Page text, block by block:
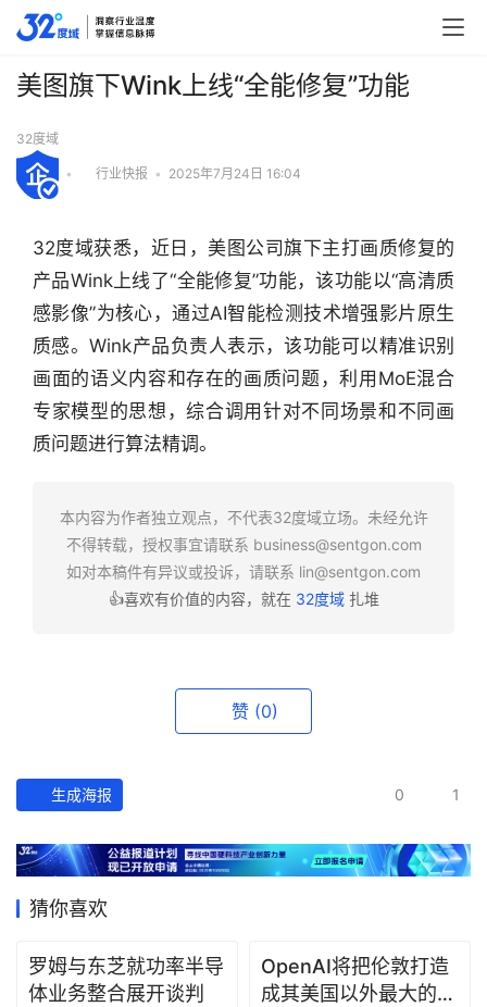
深
度
经
数
美图旗下Wink上线“全能修复”功能
32度域
• 行业快报 • 2025年7月24日 16:04
32度域获悉，近日，美图公司旗下主打画质修复的
产品Wink上线了“全能修复”功能，该功能以“高清质
感影像”为核心，通过AI智能检测技术增强影片原生
质感。Wink产品负责人表示，该功能可以精准识别
画面的语义内容和存在的画质问题，利用MoE混合
专家模型的思想，综合调用针对不同场景和不同画
质问题进行算法精调。
本内容为作者独立观点，不代表32度域立场。未经允许
不得转载，授权事宜请联系 business@sentgon.com
如对本稿件有异议或投诉，请联系 lin@sentgon.com
👍喜欢有价值的内容，就在 32度域扎堆
赞 (0)
生成海报 0 1
猜你喜欢
罗姆与东芝就功率半导
体业务整合展开谈判
OpenAI将把伦敦打造
成其美国以外最大的研